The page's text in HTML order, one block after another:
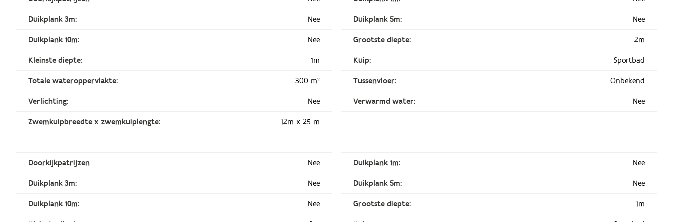
Duikplank 3m: Nee Duikplank 5m: Nee
Duikplank 10m: Nee Grootste diepte: 2m
Kleinste diepte: 1m Kuip: Sportbad
Totale wateroppervlakte: 300 m² Tussenvloer: Onbekend
Verlichting: Nee Verwarmd water: Nee
Zwemkuipbreedte x zwemkuiplengte: 12m x 25 m
Doorkijkpatrijzen Nee Duikplank 1m: Nee
Duikplank 3m: Nee Duikplank 5m: Nee
Duikplank 10m: Nee Grootste diepte: 1m